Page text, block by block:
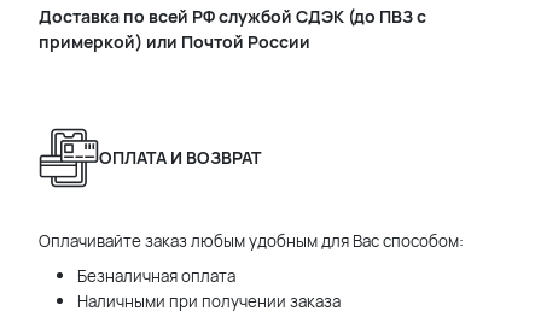
Доставка по всей РФ службой СДЭК (до ПВЗ с
примеркой) или Почтой России
ОПЛАТА И ВОЗВРАТ
Оплачивайте заказ любым удобным для Вас способом:
Безналичная оплата
Наличными при получении заказа